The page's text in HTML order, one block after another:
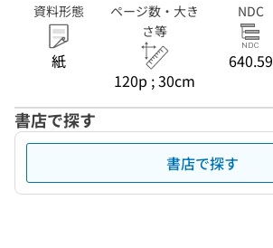
資料形態
紙
ページ数・大き
さ等
120p ; 30cm
NDC
640.59
書店で探す
書店で探す